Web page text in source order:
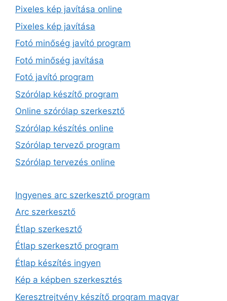
Pixeles kép javítása online
Pixeles kép javítása
Fotó minőség javító program
Fotó minőség javítása
Fotó javító program
Szórólap készítő program
Online szórólap szerkesztő
Szórólap készítés online
Szórólap tervező program
Szórólap tervezés online
Ingyenes arc szerkesztő program
Arc szerkesztő
Étlap szerkesztő
Étlap szerkesztő program
Étlap készítés ingyen
Kép a képben szerkesztés
Keresztrejtvény készítő program magyar